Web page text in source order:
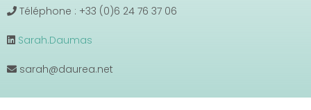
Téléphone : +33 (0)6 24 76 37 06
Sarah.Daumas
sarah@daurea.net